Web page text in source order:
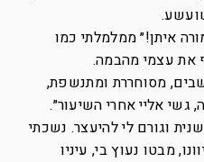
איתן!״ ממלמלתי כמו
את עצמי מהבמה.
מסוחררת ומתנשפת,
גשי אליי אחרי השיעור״.
וגורם לי להיעצר. נשכתי
מבטו נעוץ בי, עיניו